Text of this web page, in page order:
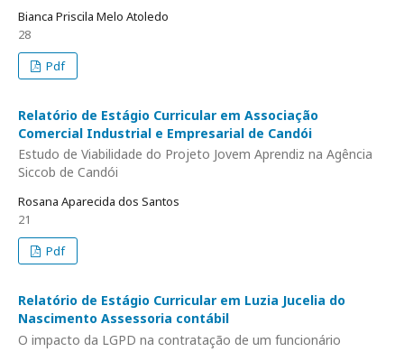
Bianca Priscila Melo Atoledo
28
Pdf
Relatório de Estágio Curricular em Associação
Comercial Industrial e Empresarial de Candói
Estudo de Viabilidade do Projeto Jovem Aprendiz na Agência
Siccob de Candói
Rosana Aparecida dos Santos
21
Pdf
Relatório de Estágio Curricular em Luzia Jucelia do
Nascimento Assessoria contábil
O impacto da LGPD na contratação de um funcionário